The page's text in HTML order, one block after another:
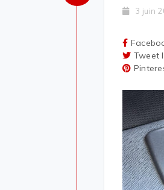
3 juin
Tweet